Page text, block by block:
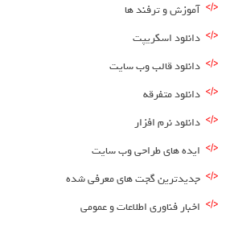
آموزش و ترفند ها
دانلود اسکریپت
دانلود قالب وب سایت
دانلود متفرقه
دانلود نرم افزار
ایده های طراحی وب سایت
جدیدترین گجت های معرفی شده
اخبار فناوری اطلاعات و عمومی